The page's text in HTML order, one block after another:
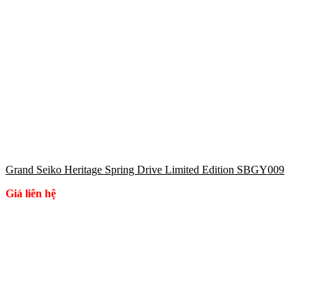
Grand Seiko Heritage Spring Drive Limited Edition SBGY009
Giá liên hệ